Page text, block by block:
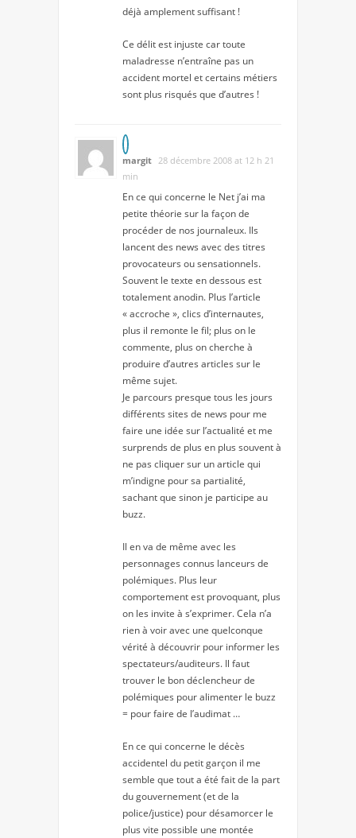
déjà amplement suffisant !
Ce délit est injuste car toute
maladresse n’entraîne pas un
accident mortel et certains métiers
sont plus risqués que d’autres !
margit 28 décembre 2008 at 12 h 21
min
En ce qui concerne le Net j’ai ma
petite théorie sur la façon de
procéder de nos journaleux. Ils
lancent des news avec des titres
provocateurs ou sensationnels.
Souvent le texte en dessous est
totalement anodin. Plus l’article
« accroche », clics d’internautes,
plus il remonte le fil; plus on le
commente, plus on cherche à
produire d’autres articles sur le
même sujet.
Je parcours presque tous les jours
différents sites de news pour me
faire une idée sur l’actualité et me
surprends de plus en plus souvent à
ne pas cliquer sur un article qui
m’indigne pour sa partialité,
sachant que sinon je participe au
buzz.
Il en va de même avec les
personnages connus lanceurs de
polémiques. Plus leur
comportement est provoquant, plus
on les invite à s’exprimer. Cela n’a
rien à voir avec une quelconque
vérité à découvrir pour informer les
spectateurs/auditeurs. Il faut
trouver le bon déclencheur de
polémiques pour alimenter le buzz
= pour faire de l’audimat …
En ce qui concerne le décès
accidentel du petit garçon il me
semble que tout a été fait de la part
du gouvernement (et de la
police/justice) pour désamorcer le
plus vite possible une montée